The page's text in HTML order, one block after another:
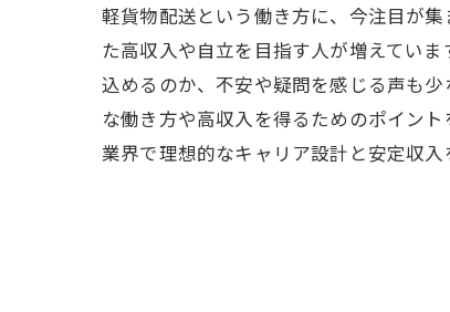
軽貨物配送という働き方に、今注目が
た高収入や自立を目指す人が増えてい
込めるのか、不安や疑問を感じる声も
な働き方や高収入を得るためのポイン
業界で理想的なキャリア設計と安定収入